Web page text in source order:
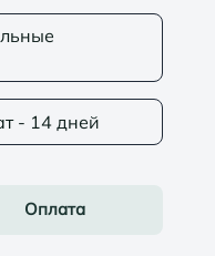
- 14 дней
Оплата